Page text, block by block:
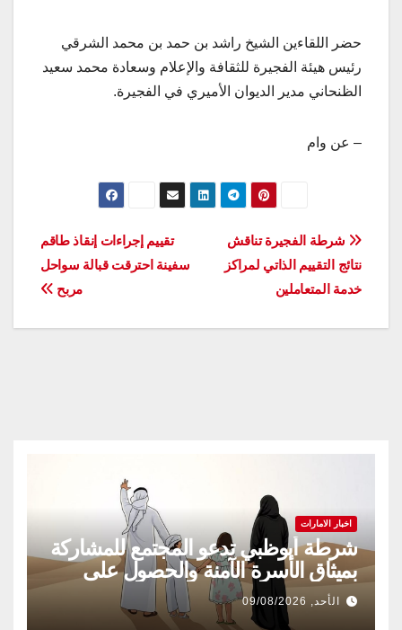
حضر اللقاءين الشيخ راشد بن حمد بن محمد الشرقي
رئيس هيئة الفجيرة للثقافة والإعلام وسعادة محمد سعيد
الظنحاني مدير الديوان الأميري في الفجيرة.
– عن وام
تصفّح
المقالات
تقييم إجراءات إنقاذ طاقم
سفينة احترقت قبالة سواحل
مربح
شرطة الفجيرة تناقش
نتائج التقييم الذاتي لمراكز
خدمة المتعاملين
اخبار الامارات
شرطة أبوظبي تدعو المجتمع للمشاركة
بميثاق الأسرة الآمنة والحصول على
شهادة «سفير»
الأحد, 09/08/2026